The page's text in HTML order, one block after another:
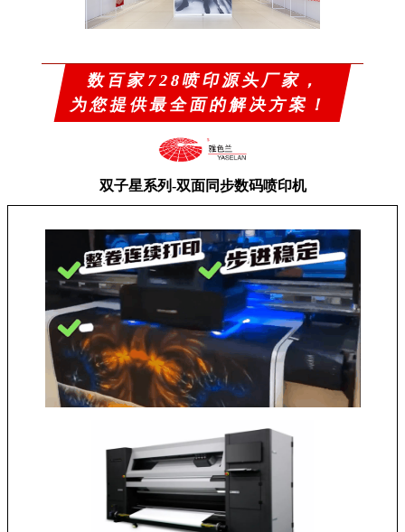
数百家728喷印源头厂家，
为您提供最全面的解决方案！
双子星系列-双面同步数码喷印机